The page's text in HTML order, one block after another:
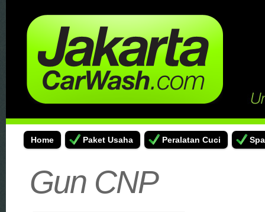
Home Paket Usaha Peralatan Cuci
Gun CNP